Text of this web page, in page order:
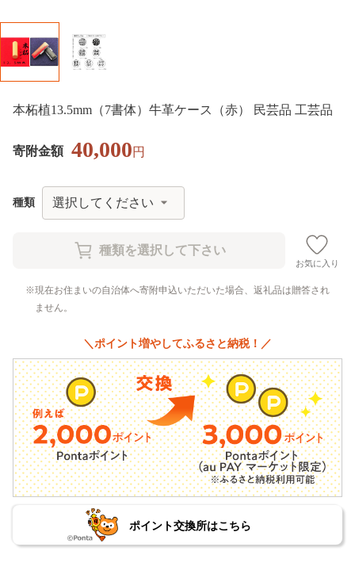
本柘植13.5mm（7書体）牛革ケース（赤） 民芸品 工芸品
寄附金額 40,000円
種類
お気に入り
現在お住まいの自治体へ寄附申込いただいた場合、返礼品は贈答され
ません。
＼ポイント増やしてふるさと納税！／
ポイント交換所はこちら